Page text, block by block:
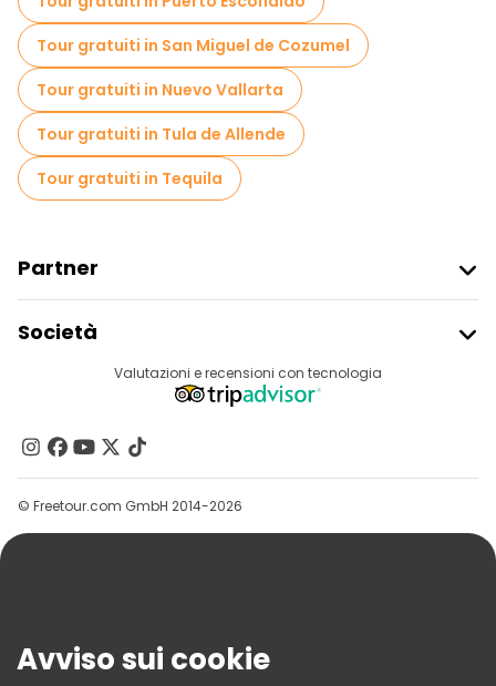
Tour gratuiti in San Miguel de Cozumel
Tour gratuiti in Nuevo Vallarta
Tour gratuiti in Tula de Allende
Tour gratuiti in Tequila
Partner
Accesso Del Fornitore
Programma Di Affiliazione
Società
Destinazioni
Contattaci
Gruppi
Aiuto
Termini E Condizioni
Valutazioni e recensioni con tecnologia
© Freetour.com GmbH 2014-2026
Avviso sui cookie